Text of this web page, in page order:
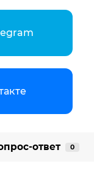
ответ 0